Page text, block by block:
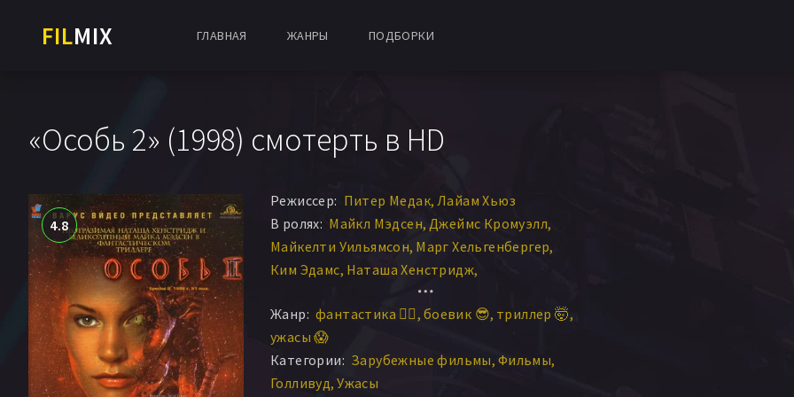
FILMIX ГЛАВНАЯ ЖАНРЫ ПОДБОРКИ
«Особь 2» (1998) смотерть в HD
4.8
Режиссер: Питер Медак Лайам Хьюз
В ролях: Майкл Мэдсен Джеймс Кромуэлл
Майкелти Уильямсон Марг Хельгенбергер
Ким Эдамс Наташа Хенстридж
Джастин Лазард
Мириам Сир Сара Уайнтер Бакстер Харрис
Питер Бойл
Скотт Морган Моника Стэггс Нэнси Ла Скала
Хендерсон Форсайт
Жанр: фантастика 🧙‍♀️ боевик 😎 триллер 🤯
ужасы 😱
Категории: Зарубежные фильмы Фильмы
Голливуд Ужасы